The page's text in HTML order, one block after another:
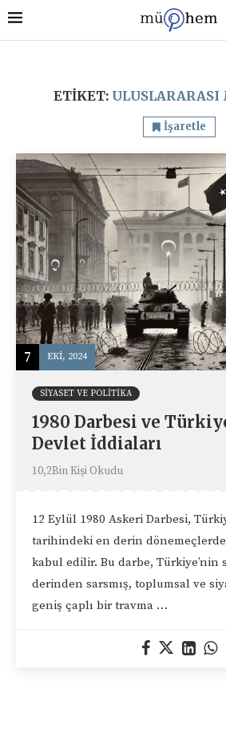
ETIKET: ULUSLARARASI
İşaretle
7 EKI, 2024
SIYASET VE POLITIKA
1980 Darbesi ve
Devlet İddiaları
10,2Bin Kişi Okudu
12 Eylül 1980 Askeri Darbesi,
tarihindeki en derin
kabul edilir. Bu darbe, Türkiye’nin
derinden sarsmış, toplumsal ve
geniş çaplı bir travma …